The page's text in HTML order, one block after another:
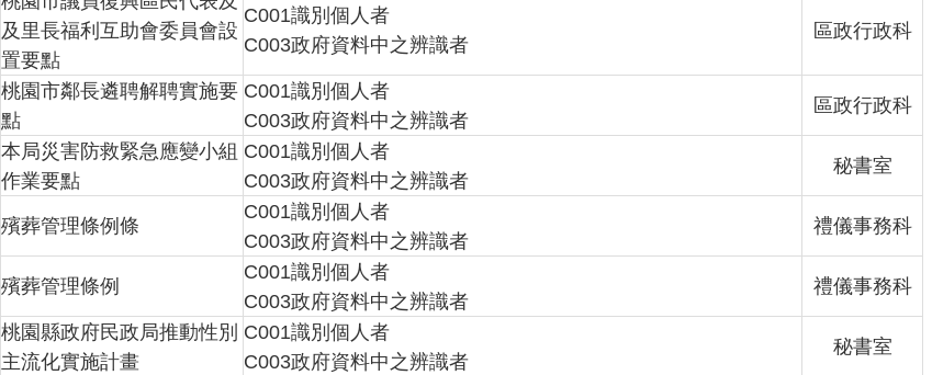
及里長福利互助會委員會設
置要點
C001識別個人者
C003政府資料中之辨識者
區政行政科
桃園市鄰長遴聘解聘實施要
點
C001識別個人者
C003政府資料中之辨識者
區政行政科
本局災害防救緊急應變小組
作業要點
C001識別個人者
C003政府資料中之辨識者
秘書室
殯葬管理條例條
C001識別個人者
C003政府資料中之辨識者
禮儀事務科
殯葬管理條例
C001識別個人者
C003政府資料中之辨識者
禮儀事務科
桃園縣政府民政局推動性別
主流化實施計畫
C001識別個人者
C003政府資料中之辨識者
秘書室